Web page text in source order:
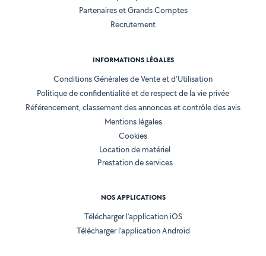
Partenaires et Grands Comptes
Recrutement
INFORMATIONS LÉGALES
Conditions Générales de Vente et d'Utilisation
Politique de confidentialité et de respect de la vie privée
Référencement, classement des annonces et contrôle des avis
Mentions légales
Cookies
Location de matériel
Prestation de services
NOS APPLICATIONS
Télécharger l’application iOS
Télécharger l’application Android